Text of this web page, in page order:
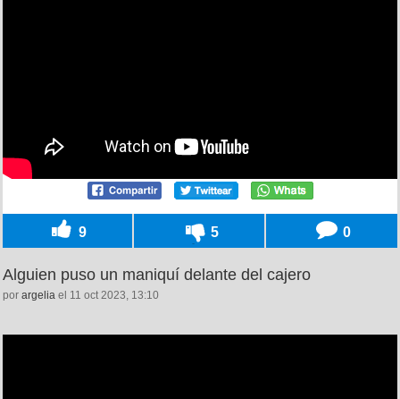
9 5 0
Alguien puso un maniquí delante del cajero
por argelia el 11 oct 2023, 13:10